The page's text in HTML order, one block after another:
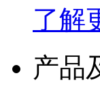
了解
产品